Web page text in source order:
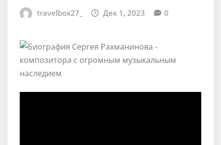
travelbox27_ Дек 1, 2023 0